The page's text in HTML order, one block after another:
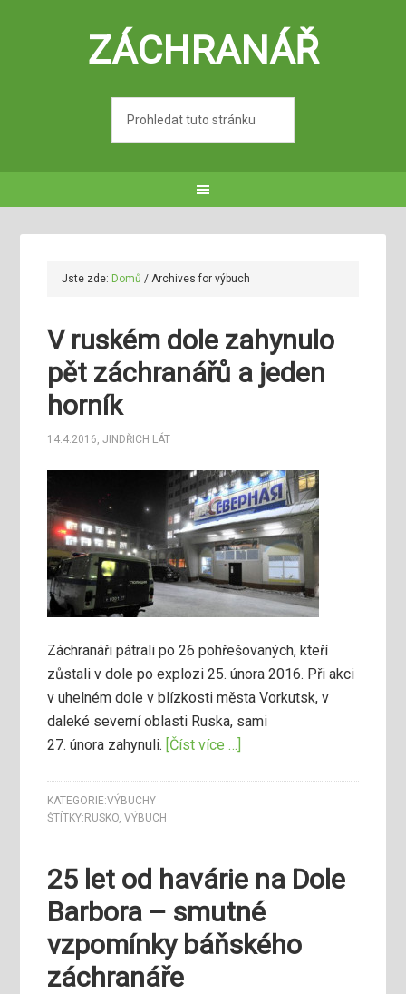
ZÁCHRANÁŘ
Jste zde: Domů / Archives for výbuch
V ruském dole zahynulo
pět záchranářů a jeden
horník
14.4.2016,JINDŘICH LÁT
Záchranáři pátrali po 26 pohřešovaných, kteří
zůstali v dole po explozi 25. února 2016. Při akci
v uhelném dole v blízkosti města Vorkutsk, v
daleké severní oblasti Ruska, sami
27. února zahynuli. [Číst více …]
KATEGORIE:VÝBUCHY
ŠTÍTKY: RUSKO,VÝBUCH
25 let od havárie na Dole
Barbora – smutné
vzpomínky báňského
záchranáře